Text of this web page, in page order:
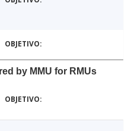
by MMU for RMUs